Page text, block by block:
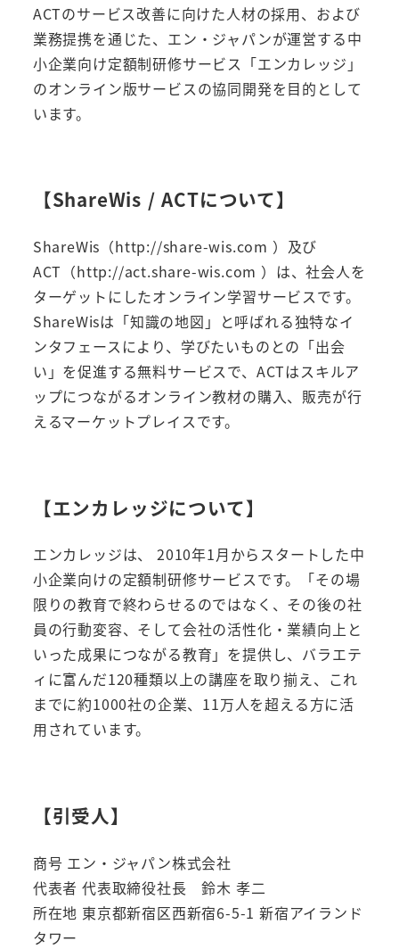
ACTのサービス改善に向けた人材の採用、および
業務提携を通じた、エン・ジャパンが運営する中
小企業向け定額制研修サービス「エンカレッジ」
のオンライン版サービスの協同開発を目的として
います。
【ShareWis / ACTについて】
ShareWis（http://share-wis.com ）及び
ACT（http://act.share-wis.com ）は、社会人を
ターゲットにしたオンライン学習サービスです。
ShareWisは「知識の地図」と呼ばれる独特なイ
ンタフェースにより、学びたいものとの「出会
い」を促進する無料サービスで、ACTはスキルア
ップにつながるオンライン教材の購入、販売が行
えるマーケットプレイスです。
【エンカレッジについて】
エンカレッジは、 2010年1月からスタートした中
小企業向けの定額制研修サービスです。「その場
限りの教育で終わらせるのではなく、その後の社
員の行動変容、そして会社の活性化・業績向上と
いった成果につながる教育」を提供し、バラエテ
ィに富んだ120種類以上の講座を取り揃え、これ
までに約1000社の企業、11万人を超える方に活
用されています。
【引受人】
商号 エン・ジャパン株式会社
代表者 代表取締役社長 鈴木 孝二
所在地 東京都新宿区西新宿6-5-1 新宿アイランド
タワー